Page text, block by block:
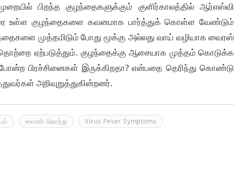
பிறந்த குழந்தைகளுக்கும் குளிர்காலத்தில் ஆர்எஸ்வி
உள்ள குழந்தைகளை கவனமாக பார்த்துக் கொள்ள வேண்டும்
முத்தமிடும் போது மூக்கு அல்லது வாய் வழியாக வைரஸ்
ஏற்படுத்தும். குழந்தைக்கு ஆசையாக முத்தம் கொடுக்க
பிரச்சினைகள் இருக்கிறதா? என்பதை தெரிந்து கொண்டு
அறிவுறுத்துகின்றனர்.
வைரஸ் தொற்று Virus Fever Symptoms